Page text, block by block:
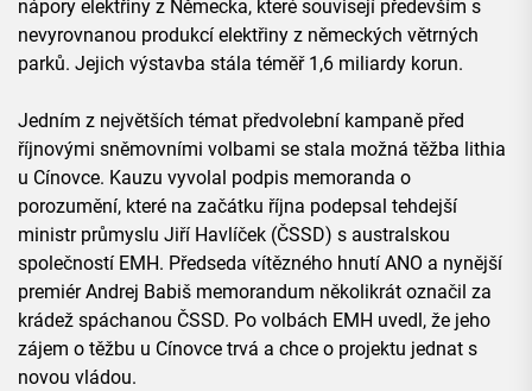
nápory elektřiny z Německa, které souvisejí především s
nevyrovnanou produkcí elektřiny z německých větrných
parků. Jejich výstavba stála téměř 1,6 miliardy korun.
Jedním z největších témat předvolební kampaně před
říjnovými sněmovními volbami se stala možná těžba lithia
u Cínovce. Kauzu vyvolal podpis memoranda o
porozumění, které na začátku října podepsal tehdejší
ministr průmyslu Jiří Havlíček (ČSSD) s australskou
společností EMH. Předseda vítězného hnutí ANO a nynější
premiér Andrej Babiš memorandum několikrát označil za
krádež spáchanou ČSSD. Po volbách EMH uvedl, že jeho
zájem o těžbu u Cínovce trvá a chce o projektu jednat s
novou vládou.